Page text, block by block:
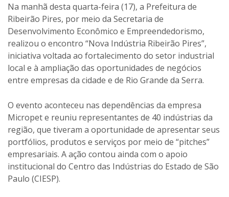
Na manhã desta quarta-feira (17), a Prefeitura de
Ribeirão Pires, por meio da Secretaria de
Desenvolvimento Econômico e Empreendedorismo,
realizou o encontro “Nova Indústria Ribeirão Pires”,
iniciativa voltada ao fortalecimento do setor industrial
local e à ampliação das oportunidades de negócios
entre empresas da cidade e de Rio Grande da Serra.
O evento aconteceu nas dependências da empresa
Micropet e reuniu representantes de 40 indústrias da
região, que tiveram a oportunidade de apresentar seus
portfólios, produtos e serviços por meio de “pitches”
empresariais. A ação contou ainda com o apoio
institucional do Centro das Indústrias do Estado de São
Paulo (CIESP).